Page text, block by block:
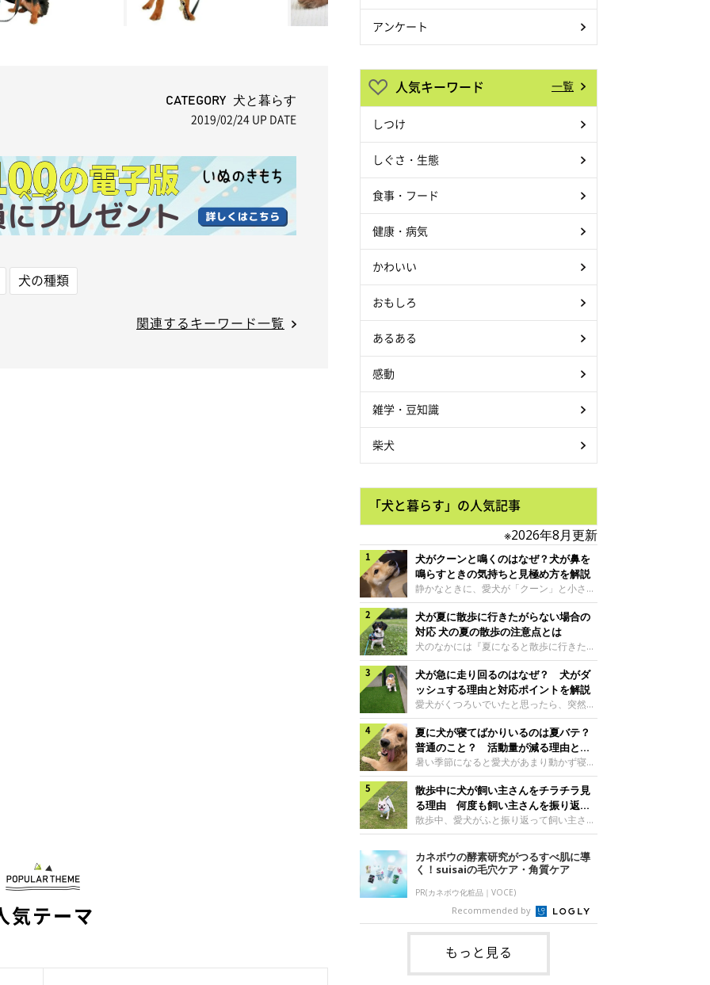
CATEGORY 犬と暮らす
2019/02/24 UP DATE
犬の種類
関連するキーワード一覧
気テーマ
アンケート
人気キーワード 一覧
しつけ
しぐさ・生態
食事・フード
健康・病気
かわいい
おもしろ
あるある
感動
雑学・豆知識
柴犬
「犬と暮らす」の人気記事
※2026年8月更新
犬がクーンと鳴くのはなぜ？犬が鼻を
鳴らすときの気持ちと見極め方を解説
静かなときに、愛犬が「クーン」と小さく
鳴いたり、鼻を鳴らすような音を出したり
することはありませんか？ 大きく吠える
わけではない分、「不安なの？それとも何
かお願いしているの？」と気になる飼い主
さんもいるかもしれません。今回は、犬が
クーンと鳴く理由や鼻鳴らしの背景、見極
め方と対応のポイントなどについて、いぬ
のきもち獣医師相談室の原 駿太朗先生に
伺いました。クーンと鳴くのはどんな気持
ち？いぬのきもち投稿写真ギャラリー犬が
クーンと小さく鳴くときは、何らかの感情
を伝えようとしている場合があると考えら
れています。大
犬が夏に散歩に行きたがらない場合の
対応 犬の夏の散歩の注意点とは
犬のなかには『夏になると散歩に行きたが
らない、歩かなくなる』『暑い季節は散歩
の気配を察すると涼しい部屋から出ようと
しない』など散歩に行きたがらないコもい
るようです。愛犬の運動をさせてあげたい
のに、散歩に行きたがらない。このような
場合はどう対応すればよいのでしょうか？
「愛犬が夏に散歩に行きたがらない場合の
対応」について、いぬのきもち獣医師相談
室の白山さとこ先生に聞きました。Q.夏に
犬の散歩に行くときの注意点は？ いぬの
きもち投稿写真ギャラリーーー夏に愛犬と
散歩に行くときは、どのようなことに注意
をするとよい
犬が急に走り回るのはなぜ？ 犬がダ
ッシュする理由と対応ポイントを解説
愛犬がくつろいでいたと思ったら、突然部
屋の中を走り回り始める――そんな様子に
驚いたことはありませんか？ 急な動きに
「何が起きているの？」と戸惑う飼い主さ
んも多いでしょう。落ち着いていたはずな
のに、急にスイッチが入ったように見える
と不安になることもあります。今回は、犬
が急に走り回る理由や見極め方などについ
て、いぬのきもち獣医師相談室の岡本りさ
先生に伺いました。犬が急に走り回るのは
ラリー犬が突然走り回る行動は、必ずしも
珍しいものではないと考えられています。
体にたまったエ
夏に犬が寝てばかりいるのは夏バテ？
普通のこと？ 活動量が減る理由と対
策とは
暑い季節になると愛犬があまり動かず寝て
ばかりだと感じる飼い主さんはいません
か？その様子に、愛犬が夏バテで疲れてい
るのか、元気がないのかなど不安に感じる
方もいるのではないかと思います。 で
は、犬が寝てばかりいるときに対処が必要
かを見極める方法はあるのでしょうか？
「犬の活動量が夏に減る理由と対策」につ
いて、いぬのきもち獣医師相談室の山口み
き先生に話を聞きました。Q. 夏に犬の活
動量が減る理由は？ いぬのきもち投稿写
真ギャラリーーー夏に愛犬の活動量が減る
と感じる飼い主さんもいるようです。理由
としてどのようなこ
散歩中に犬が飼い主さんをチラチラ見
る理由 何度も飼い主さんを振り返る
のはなぜ？
散歩中、愛犬がふと振り返って飼い主さん
の様子を確認する…そんな場面に心当たり
はありませんか？ 何度もチラチラ見られ
ると、「何か気になることがあるの？」
「ちゃんと歩けているかな」と不安になる
ことがあるかもしれません。愛犬が歩きな
がら飼い主さんを振り返るしぐさには、ど
んな気持ちが隠れているのでしょうか。今
回は、犬が散歩中に飼い主さんを確認する
理由や注意すべきサインの見極めかた、対
応のポイントなどについて、いぬのきもち
獣医師相談室の原 駿太朗先生に伺いまし
カネボウの酵素研究がつるすべ肌に導
く！suisaiの毛穴ケア・角質ケア
PR(カネボウ化粧品｜VOCE)
Recommended by
もっと見る